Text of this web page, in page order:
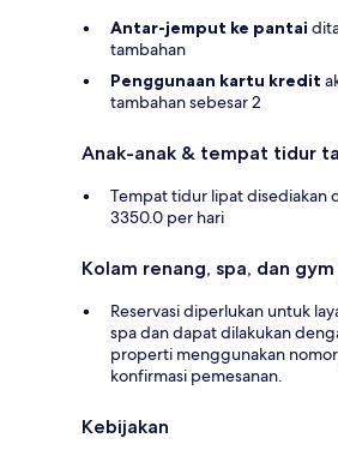
Antar-jemput ke pantai
tambahan
Penggunaan kartu kredit
tambahan sebesar 2
Anak-anak & tempat tidur
Tempat tidur lipat disediakan
3350.0 per hari
Kolam renang, spa, dan
Reservasi diperlukan untuk
spa dan dapat dilakukan
properti menggunakan
konfirmasi pemesanan.
Kebijakan